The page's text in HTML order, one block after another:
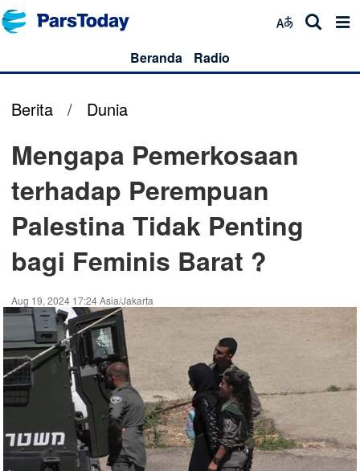
Beranda Radio
Berita / Dunia
Mengapa Pemerkosaan
terhadap Perempuan
Palestina Tidak Penting
bagi Feminis Barat ?
Aug 19, 2024 17:24 Asia/Jakarta